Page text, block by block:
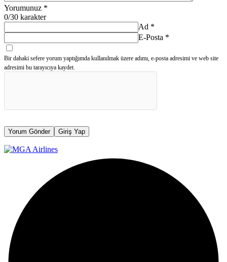
Yorumunuz *
0/30 karakter
Ad *
E-Posta *
Bir dahaki sefere yorum yaptığımda kullanılmak üzere adımı, e-posta adresimi ve web site
adresimi bu tarayıcıya kaydet.
Yorum Gönder Giriş Yap